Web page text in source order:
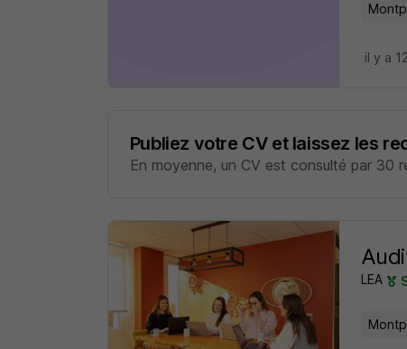
il y a
Publiez votre CV et laissez les
En moyenne, un CV est consulté par 30
LEA